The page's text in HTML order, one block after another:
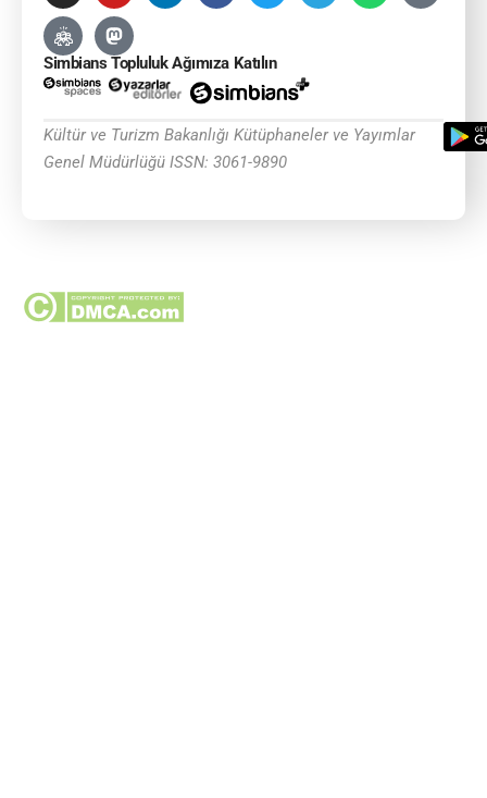
Simbians Topluluk Ağımıza Katılın
Kültür ve Turizm Bakanlığı Kütüphaneler ve Yayımlar
Genel Müdürlüğü ISSN: 3061-9890